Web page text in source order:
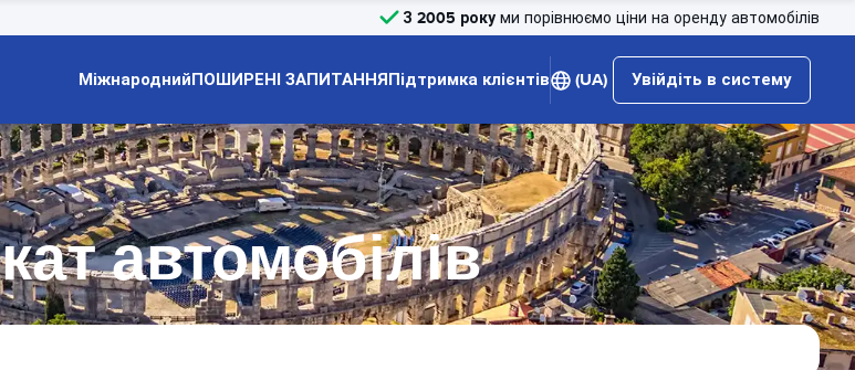
З 2005 року ми порівнюємо ціни на оренду автомобілів
МіжнароднийПОШИРЕНІ ЗАПИТАННЯПідтримка клієнтів (UA) Увійдіть в систему
автомобілів